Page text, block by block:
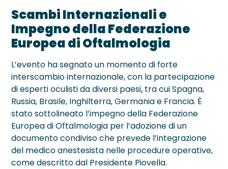
Scambi Internazionali e
Impegno della Federazione
Europea di Oftalmologia
L’evento ha segnato un momento di forte
interscambio internazionale, con la partecipazione
di esperti oculisti da diversi paesi, tra cui Spagna,
Russia, Brasile, Inghilterra, Germania e Francia. È
stato sottolineato l’impegno della Federazione
Europea di Oftalmologia per l’adozione di un
documento condiviso che prevede l’integrazione
del medico anestesista nelle procedure operative,
come descritto dal Presidente Piovella.